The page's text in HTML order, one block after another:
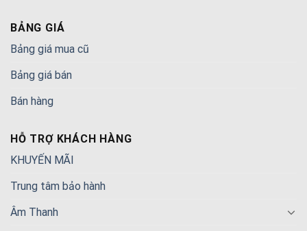
BẢNG GIÁ
Bảng giá mua cũ
Bảng giá bán
Bán hàng
HỖ TRỢ KHÁCH HÀNG
KHUYẾN MÃI
Trung tâm bảo hành
Âm Thanh